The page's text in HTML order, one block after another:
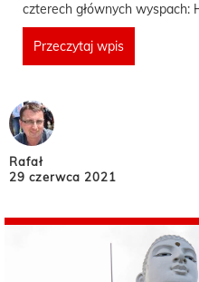
czterech głównych wyspach:
Przeczytaj wpis
Rafał
29 czerwca 2021